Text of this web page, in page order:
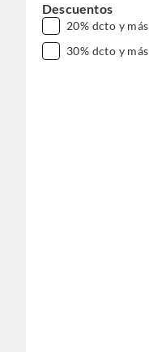
Descuentos
20% dcto y más
30% dcto y más